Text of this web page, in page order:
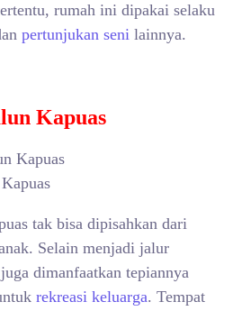
rumah ini dipakai selaku
pertunjukan seni lainnya.
Kapuas
tak bisa dipisahkan dari
Selain menjadi jalur
dimanfaatkan tepiannya
rekreasi keluarga. Tempat